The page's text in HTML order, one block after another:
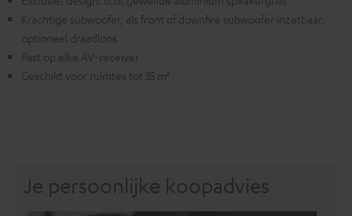
Krachtige subwoofer, als front of downfire subwoofer inzetbaar,
optioneel draadloos
Past op elke AV-receiver
Geschikt voor ruimtes tot 35 m²
Je persoonlijke koopadvies